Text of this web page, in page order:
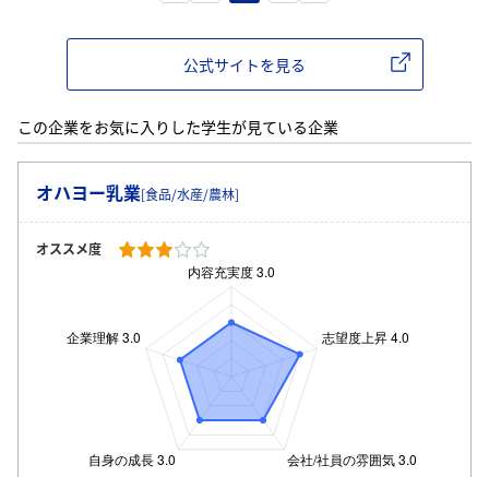
公式サイトを見る
この企業をお気に入りした学生が見ている企業
オハヨー乳業[食品/水産/農林]
オススメ度
ログイン・会員登録